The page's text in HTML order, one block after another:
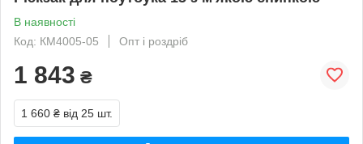
В наявності
Код: КМ4005-05
Опт і роздріб
1 843 ₴
1 660 ₴ від 25 шт.